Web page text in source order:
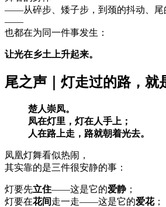
——从碎步、矮子步，到颈的抖动、尾
——
也都在为同一件事发生：
让光在乡土上升起来。
尾之声｜灯走过的路，就
楚人崇凤。
凤在灯里，灯在人手上；
人在路上走，路就朝着光去。
凤凰灯舞看似热闹，
其实靠的是三件很安静的事：
灯要先立住——这是它的爱静；
灯要在花间走一走——这是它的爱花；